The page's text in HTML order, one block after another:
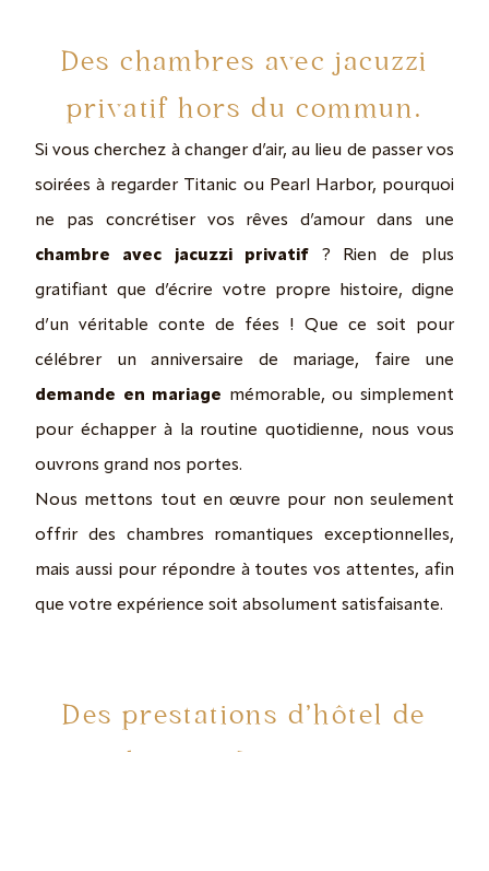
Des chambres avec jacuzzi
privatif hors du commun.
Si vous cherchez à changer d’air, au lieu de passer vos
soirées à regarder Titanic ou Pearl Harbor, pourquoi
ne pas concrétiser vos rêves d’amour dans une
chambre avec jacuzzi privatif ? Rien de plus
gratifiant que d’écrire votre propre histoire, digne
d’un véritable conte de fées ! Que ce soit pour
célébrer un anniversaire de mariage, faire une
demande en mariage mémorable, ou simplement
pour échapper à la routine quotidienne, nous vous
ouvrons grand nos portes.
Nous mettons tout en œuvre pour non seulement
offrir des chambres romantiques exceptionnelles,
mais aussi pour répondre à toutes vos attentes, afin
que votre expérience soit absolument satisfaisante.
Des prestations d'hôtel de